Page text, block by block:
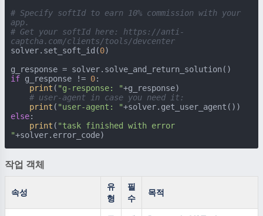
# Specify softId to earn 10% commission with your
app.
# Get your softId here: https://anti-
captcha.com/clients/tools/devcenter
solver.set_soft_id(0)
if g_response != 0:
print ( "g-response: "+g_response)
# user-agent in case you need it:
print ( "user-agent: "
else:
print ( "task finished with error
"+solver.error_code)
작업 객체
속성
유
형
필
수
목적